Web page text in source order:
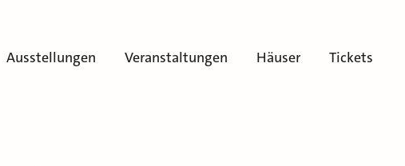
Ausstellungen Veranstaltungen Häuser Tickets